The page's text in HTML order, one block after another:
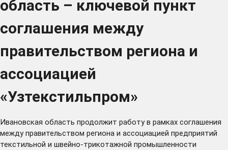
область – ключевой пункт
соглашения между
правительством региона и
ассоциацией
«Узтекстильпром»
Ивановская область продолжит работу в рамках соглашения
между правительством региона и ассоциацией предприятий
текстильной и швейно-трикотажной промышленности